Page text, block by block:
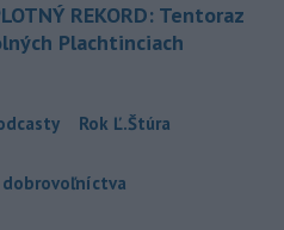
REKORD: Tentoraz
Plachtinciach
Rok Ľ.Štúra
dobrovoľníctva